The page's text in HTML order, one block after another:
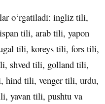
o‘rgatiladi: ingliz tili,
tili, arab tili, yapon
tili, koreys tili, fors tili,
shved tili, golland tili,
tili, venger tili, urdu,
yavan tili, pushtu va